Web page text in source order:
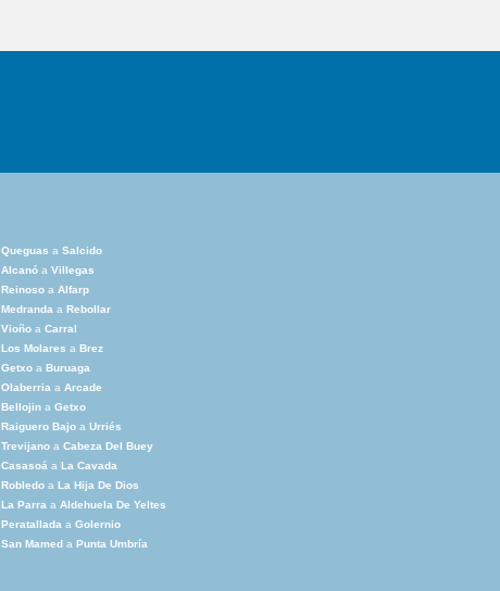
Queguas a Salcido
Alcanó a Villegas
Reinoso a Alfarp
Medranda a Rebollar
Vioño a Carral
Los Molares a Brez
Getxo a Buruaga
Olaberria a Arcade
Bellojin a Getxo
Raiguero Bajo a Urriés
Trevijano a Cabeza Del Buey
Casasoá a La Cavada
Robledo a La Hija De Dios
La Parra a Aldehuela De Yeltes
Peratallada a Golernio
San Mamed a Punta Umbría